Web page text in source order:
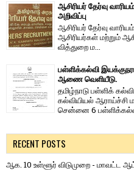
ஆசிரியர் தேர்வு
அறிவிப்பு
ஆசிரியர் தேர்வு
ஆசிரியர்​கள் மற்​றும்
வித்​துறை ம...
பள்ளிக்கல்வி
ஆணை வெளியீடு.
தமிழ்நாடு பள்ளிக்
கல்வியியல் ஆராய்ச்சி
சென்னை 6
RECENT POSTS
ஆக. 10 உள்ளூர் விடுமுறை - மாவட்ட